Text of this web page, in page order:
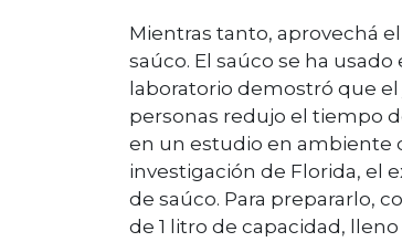
Mientras tanto, aprovechá
saúco. El saúco se ha
laboratorio demostró que
personas redujo el tiempo
en un estudio en ambiente
investigación de Florida, el
de saúco. Para prepararlo,
de 1 litro de capacidad,